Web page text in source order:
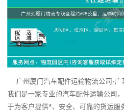
广州厦门汽车配件运输物流公司-广
我们是一家专业的汽车配件运输公司
于为客户提供*、安全、可靠的货运服